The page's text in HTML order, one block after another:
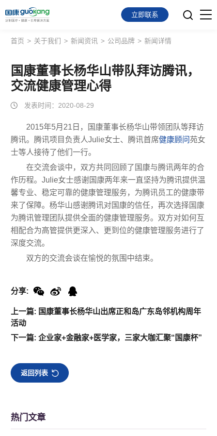
首页
面向会员
面向企业
关于我们
立即联系
首页 > 关于我们 > 新闻资讯 > 公司品牌 > 新闻详情
国康董事长杨华山带队拜访腾讯，
交流健康管理心得
发表时间：2020-08-29
2015年5月21日，国康董事长杨华山带领团队等拜访
腾讯。腾讯项目负责人Julie女士、腾讯首席健康顾问苑女
士等人接待了他们一行。
在交流会谈中，双方共同回顾了国康与腾讯两年的合
作历程。Julie女士感谢国康两年来一直坚持为腾讯提供温
馨专业、稳定可靠的健康管理服务，为腾讯员工的健康带
来了保障。杨华山感谢腾讯对国康的信任，再次选择国康
为腾讯管理团队提供全面的健康管理服务。双方对如何互
相配合为高管提供更深入、更到位的健康管理服务进行了
深度交流。
双方的交流会谈在愉悦的氛围中结束。
上一篇: 国康董事长杨华山出席正和岛广东岛邻机构周年
活动
下一篇: 企业家+金融家+医学家，三家大咖汇聚“国康杯”
分享:
返回列表
热门文章